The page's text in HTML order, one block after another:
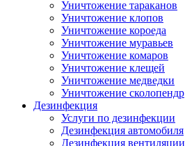
Уничтожение тараканов
Уничтожение клопов
Уничтожение короеда
Уничтожение муравьев
Уничтожение комаров
Уничтожение клещей
Уничтожение медведки
Уничтожение сколопендр
Дезинфекция
Услуги по дезинфекции
Дезинфекция автомобиля
Дезинфекция вентиляции